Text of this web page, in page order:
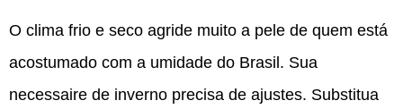
O clima frio e seco agride muito a pele de quem está
acostumado com a umidade do Brasil. Sua
necessaire de inverno precisa de ajustes. Substitua